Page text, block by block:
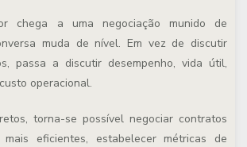
chega a uma negociação munido de
muda de nível. Em vez de discutir
passa a discutir desempenho, vida útil,
operacional.
torna-se possível negociar contratos
mais eficientes, estabelecer métricas de